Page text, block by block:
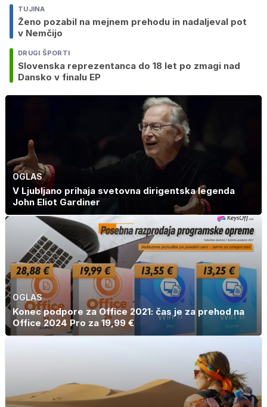
TUJINA
Ženo pozabil na mejnem prehodu in nadaljeval pot
v Nemčijo
DRUGI ŠPORTI
Slovenska reprezentanca do 18 let po zmagi nad
Dansko v finalu EP
OGLAS
V Ljubljano prihaja svetovna dirigentska legenda
John Eliot Gardiner
OGLAS
Konec podpore za Office 2021: čas je za prehod na
Office 2024 Pro za 19,99 €